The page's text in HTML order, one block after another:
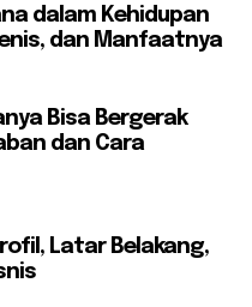
dalam Kehidupan
dan Manfaatnya
Bisa Bergerak
dan Cara
Latar Belakang,